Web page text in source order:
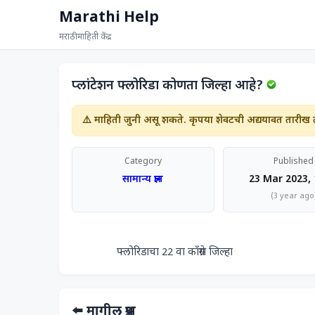
Marathi Help
मराठी माहिती केंद्र
प्लांटेशन फ्लोरिडा कोणता जिल्हा आहे?
⚠️ माहिती जुनी असू शकते. कृपया शेवटची अद्ययावत तारीख
Category
सामान्य ज्ञान
Published
23 Mar 2023,
(3 year
                फ्लोरिडाचा 22 वा काँग्रेस जिल्हा